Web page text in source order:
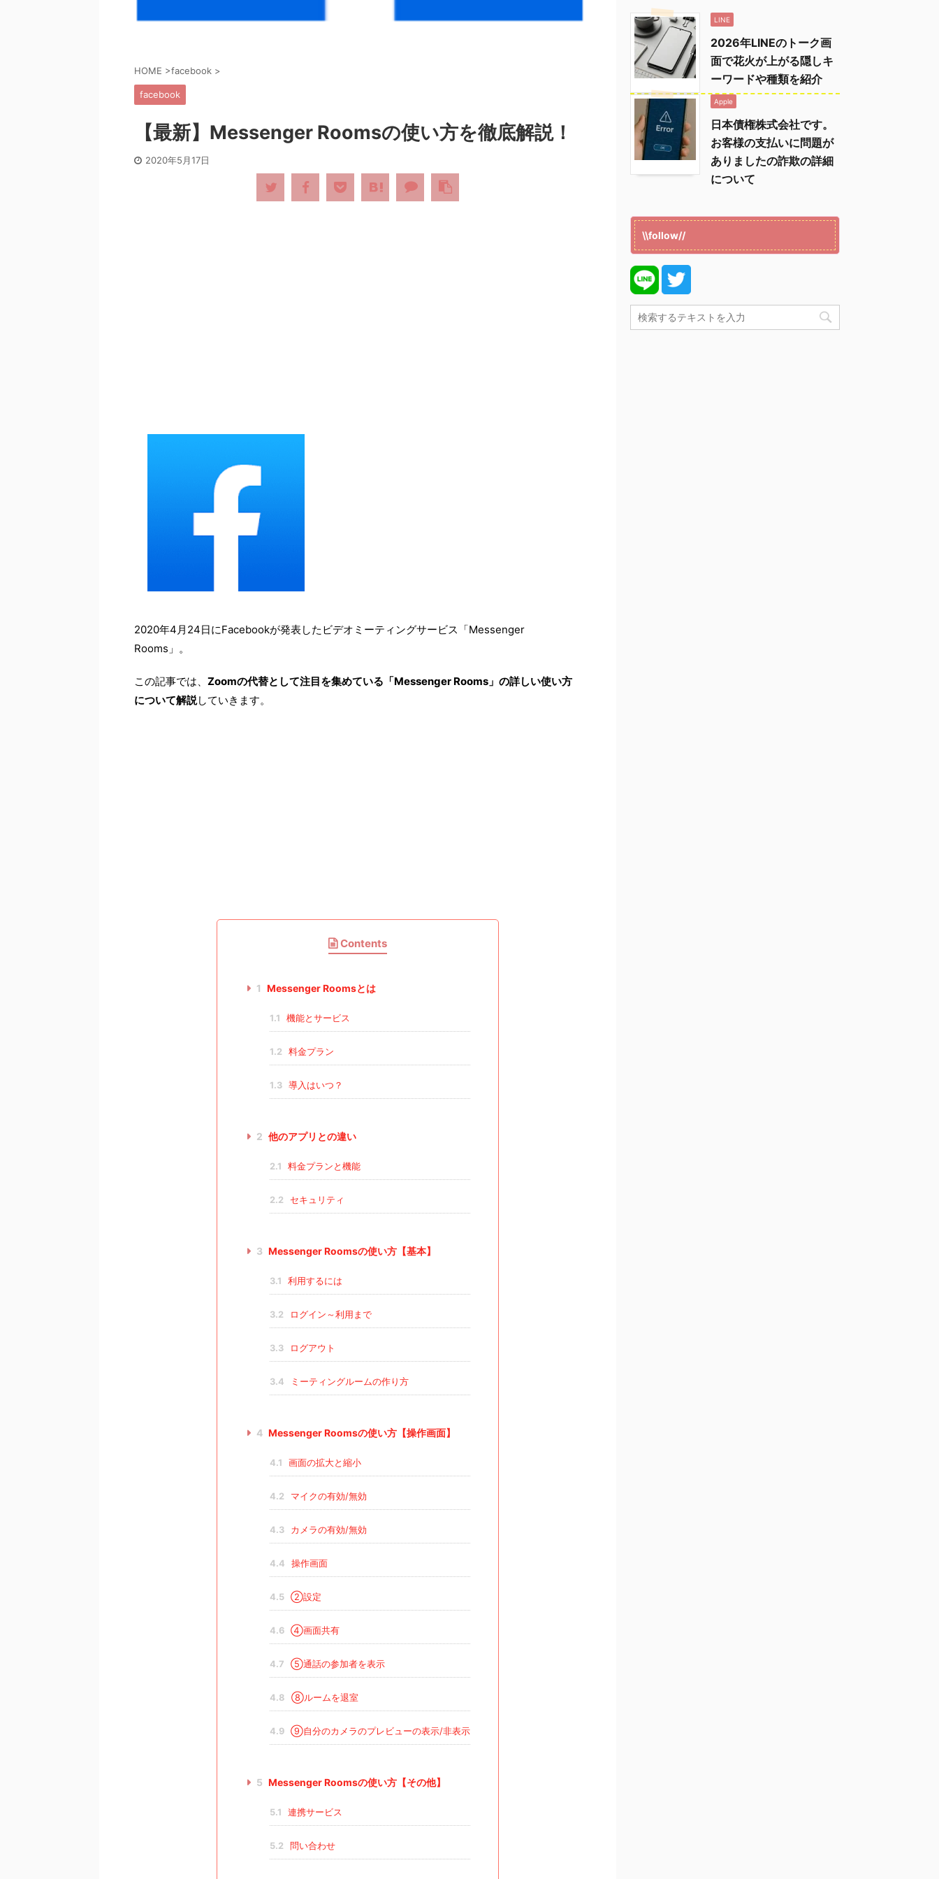
HOME >facebook >
facebook
【最新】Messenger Roomsの使い方を徹底解説！
2020年5月17日
2020年4月24日にFacebookが発表したビデオミーティングサービス「Messenger
Rooms」。
この記事では、 Zoomの代替として注目を集めている「Messenger Rooms」の詳しい使い方
について解説していきます。
Contents
1 Messenger Roomsとは
1.1 機能とサービス
1.2 料金プラン
1.3 導入はいつ？
2 他のアプリとの違い
2.1 料金プランと機能
2.2 セキュリティ
3 Messenger Roomsの使い方【基本】
3.1 利用するには
3.2 ログイン～利用まで
3.3 ログアウト
3.4 ミーティングルームの作り方
4 Messenger Roomsの使い方【操作画面】
4.1 画面の拡大と縮小
4.2 マイクの有効/無効
4.3 カメラの有効/無効
4.4 操作画面
4.5 ②設定
4.6 ④画面共有
4.7 ⑤通話の参加者を表示
4.8 ⑧ルームを退室
4.9 ⑨自分のカメラのプレビューの表示/非表示
5 Messenger Roomsの使い方【その他】
5.1 連携サービス
5.2 問い合わせ
LINE
2026年LINEのトーク画
面で花火が上がる隠しキ
ーワードや種類を紹介
Apple
日本債権株式会社です。
お客様の支払いに問題が
ありましたの詐欺の詳細
について
\\follow//